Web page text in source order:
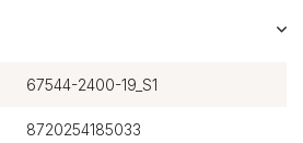
67544-2400-19_S1
8720254185033